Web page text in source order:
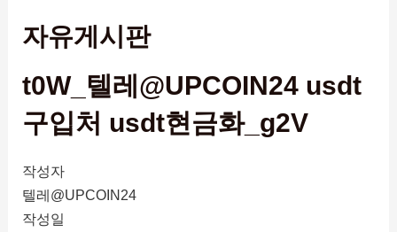
자유게시판
t0W_텔레@UPCOIN24 usdt
구입처 usdt현금화_g2V
작성자
텔레@UPCOIN24
작성일